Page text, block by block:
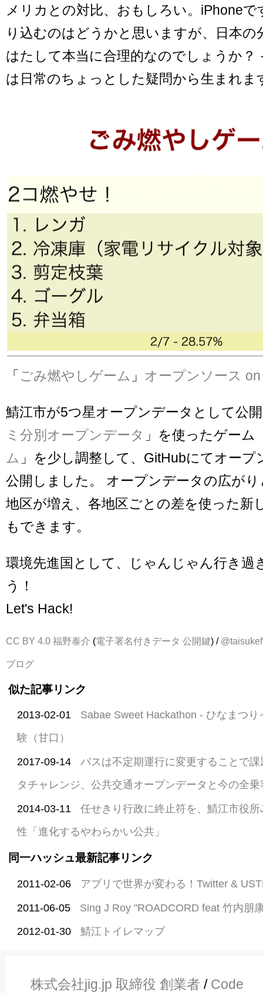
メリカとの対比、おもしろい。iPhone
り込むのはどうかと思いますが、日本の
はたして本当に合理的なのでしょうか？
は日常のちょっとした疑問から生まれま
「ごみ燃やしゲーム 」 オープンソース
鯖江市が5つ星オープンデータとして公
ミ分別オープンデータ 」を使ったゲーム
ム 」を少し調整して、GitHubにてオー
公開しました。 オープンデータの広が
地区が増え、各地区ごとの差を使った新
もできます。
環境先進国として、じゃんじゃん行き過
う！
Let's Hack!
CC BY 4.0 福野泰介 (電子署名付きデータ 公開鍵) / @taisukef
ブログ
似た記事リンク
2013-02-01
Sabae Sweet Hackathon - ひなまつ
験（甘口）
2017-09-14
バスは不定期運行に変更することで
タチャレンジ、公共交通オープンデータと今の全
2014-03-11
任せきり行政に終止符を、鯖江市役
性「進化するやわらかい公共」
同一ハッシュ最新記事リンク
2011-02-06 アプリで世界が変わる！Twitter &
2011-06-05 Sing J Roy "ROADCORD feat 竹内朋
2012-01-30 鯖江トイレマップ
株式会社jig.jp 取締役 創業者 / Code